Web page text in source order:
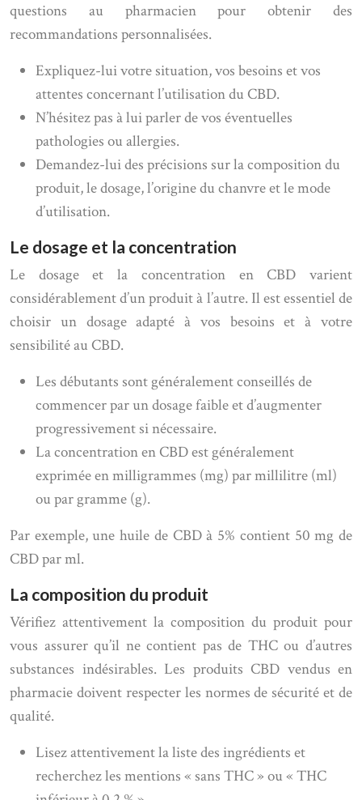
questions au pharmacien pour obtenir des
recommandations personnalisées.
Expliquez-lui votre situation, vos besoins et vos
attentes concernant l’utilisation du CBD.
N’hésitez pas à lui parler de vos éventuelles
pathologies ou allergies.
Demandez-lui des précisions sur la composition du
produit, le dosage, l’origine du chanvre et le mode
d’utilisation.
Le dosage et la concentration
Le dosage et la concentration en CBD varient
considérablement d’un produit à l’autre. Il est essentiel de
choisir un dosage adapté à vos besoins et à votre
sensibilité au CBD.
Les débutants sont généralement conseillés de
commencer par un dosage faible et d’augmenter
progressivement si nécessaire.
La concentration en CBD est généralement
exprimée en milligrammes (mg) par millilitre (ml)
ou par gramme (g).
Par exemple, une huile de CBD à 5% contient 50 mg de
CBD par ml.
La composition du produit
Vérifiez attentivement la composition du produit pour
vous assurer qu’il ne contient pas de THC ou d’autres
substances indésirables. Les produits CBD vendus en
pharmacie doivent respecter les normes de sécurité et de
qualité.
Lisez attentivement la liste des ingrédients et
recherchez les mentions « sans THC » ou « THC